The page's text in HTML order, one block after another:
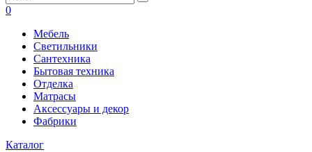
0
Мебель
Светильники
Сантехника
Бытовая техника
Отделка
Матрасы
Аксессуары и декор
Фабрики
Каталог